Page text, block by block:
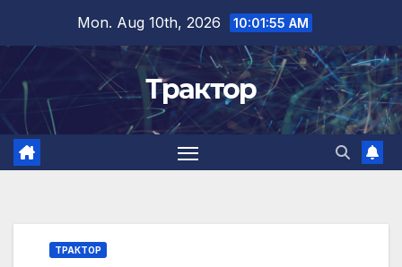
content
Mon. Aug 10th, 2026 10:01:56 AM
Трактор
ТРАКТОР